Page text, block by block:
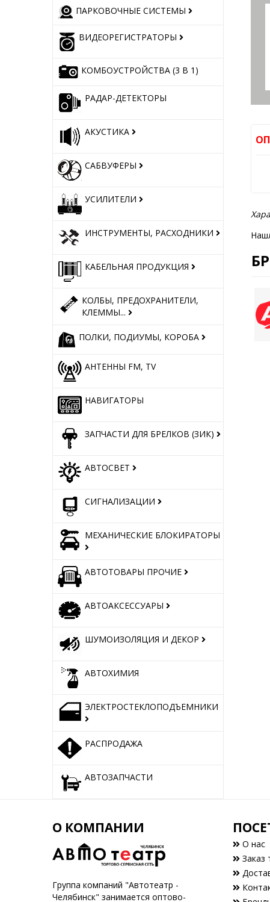
ПАРКОВОЧНЫЕ СИСТЕМЫ
ВИДЕОРЕГИСТРАТОРЫ
КОМБОУСТРОЙСТВА (3 В 1)
РАДАР-ДЕТЕКТОРЫ
АКУСТИКА
САБВУФЕРЫ
УСИЛИТЕЛИ
ИНСТРУМЕНТЫ, РАСХОДНИКИ
КАБЕЛЬНАЯ ПРОДУКЦИЯ
КОЛБЫ, ПРЕДОХРАНИТЕЛИ,
КЛЕММЫ...
ПОЛКИ, ПОДИУМЫ, КОРОБА
АНТЕННЫ FM, TV
НАВИГАТОРЫ
ЗАПЧАСТИ ДЛЯ БРЕЛКОВ (ЗИК)
АВТОСВЕТ
СИГНАЛИЗАЦИИ
МЕХАНИЧЕСКИЕ БЛОКИРАТОРЫ
АВТОТОВАРЫ ПРОЧИЕ
АВТОАКСЕССУАРЫ
ШУМОИЗОЛЯЦИЯ И ДЕКОР
АВТОХИМИЯ
ЭЛЕКТРОСТЕКЛОПОДЪЕМНИКИ
РАСПРОДАЖА
АВТОЗАПЧАСТИ
О КОМПАНИИ
Группа компаний "Автотеатр -
Челябинск" занимается оптово-
О нас
Заказ